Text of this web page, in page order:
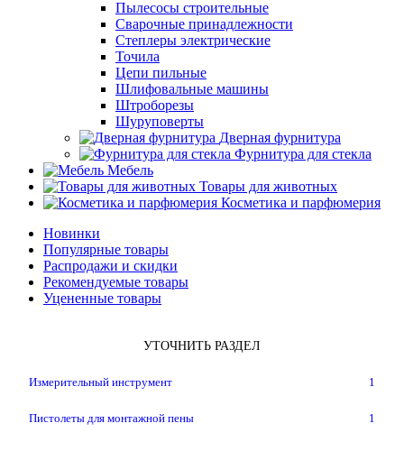
Пылесосы строительные
Сварочные принадлежности
Степлеры электрические
Точила
Цепи пильные
Шлифовальные машины
Штроборезы
Шуруповерты
Дверная фурнитура
Фурнитура для стекла
Мебель
Товары для животных
Косметика и парфюмерия
Новинки
Популярные товары
Распродажи и скидки
Рекомендуемые товары
Уцененные товары
УТОЧНИТЬ РАЗДЕЛ
Измерительный инструмент 1
Пистолеты для монтажной пены 1